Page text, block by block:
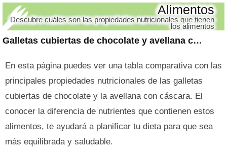
Galletas cubiertas de chocolate y avellana con cáscara
Alimentos
Descubre cuáles son las propiedades nutricionales que tienen
los alimentos
En esta página puedes ver una tabla comparativa con las
principales propiedades nutricionales de las galletas
cubiertas de chocolate y la avellana con cáscara. El
conocer la diferencia de nutrientes que contienen estos
alimentos, te ayudará a planificar tu dieta para que sea
más equilibrada y saludable.